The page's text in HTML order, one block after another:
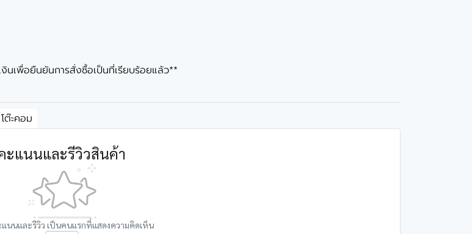
งินเพื่อยืนยันการสั่งซื้อเป็นที่เรียบร้อยแล้ว**
โต๊ะคอม
ะแนนและรีวิวสินค้า
แนนและรีวิว เป็นคนแรกที่แสดงความคิดเห็น